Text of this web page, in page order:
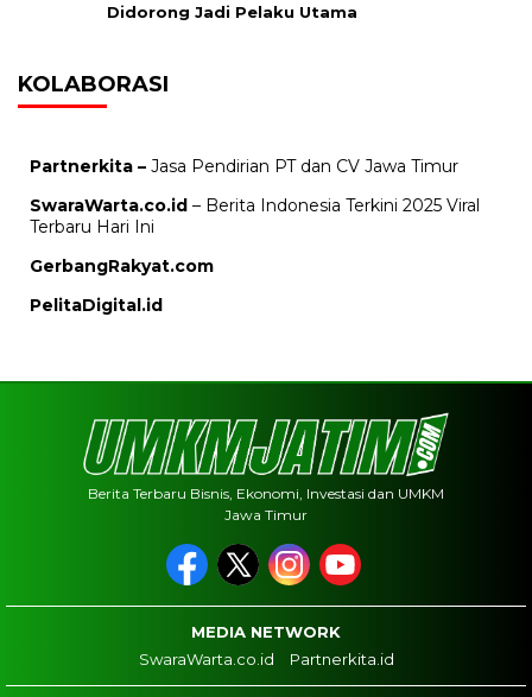
Didorong Jadi Pelaku Utama
KOLABORASI
Partnerkita – Jasa Pendirian PT dan CV Jawa Timur
SwaraWarta.co.id – Berita Indonesia Terkini 2025 Viral
Terbaru Hari Ini
GerbangRakyat.com
PelitaDigital.id
Berita Terbaru Bisnis, Ekonomi, Investasi dan UMKM
Jawa Timur
MEDIA NETWORK
SwaraWarta.co.id
Partnerkita.id